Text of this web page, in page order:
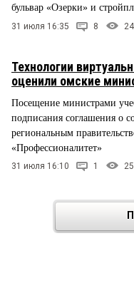
бульвар «Озерки» и
31 июля 16:35 8
Технологии
оценили омские
Посещение министрами
подписания соглашения о
региональным
«Профессионалитет»
31 июля 16:10 1